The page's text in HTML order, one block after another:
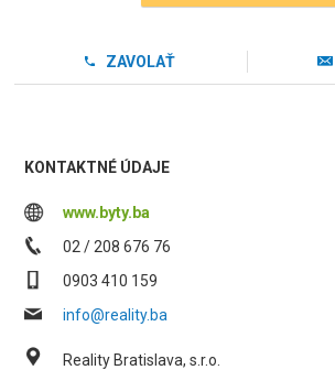
ZAVOLAŤ
KONTAKTNÉ ÚDAJE
www.byty.ba
02 / 208 676 76
0903 410 159
info@reality.ba
Reality Bratislava, s.r.o.